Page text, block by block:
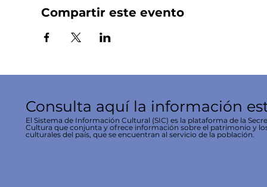
Compartir este evento
Consulta aquí la información
El Sistema de Información Cultural (SIC) es la plataforma de la
Cultura que conjunta y ofrece información sobre el patrimonio y
culturales del país, que se encuentran al servicio de la población.